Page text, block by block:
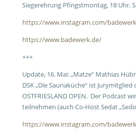
Siegerehrung Pfingstmontag, 18 Uhr,
https://www.instagram.com/
https://www.badewerk.de/
+++
Update, 16. Mai: „Matze“ Mathias
DSK „Die Saunaküche“ ist Jurymitglied
OSTFRIESLAND OPEN. Der Podcast
teilnehmen (auch Co-Host Sedat
https://www.instagram.com/